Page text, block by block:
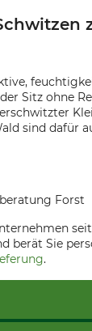
Sitz ohne
sind dafür
Forst
berät Sie
.